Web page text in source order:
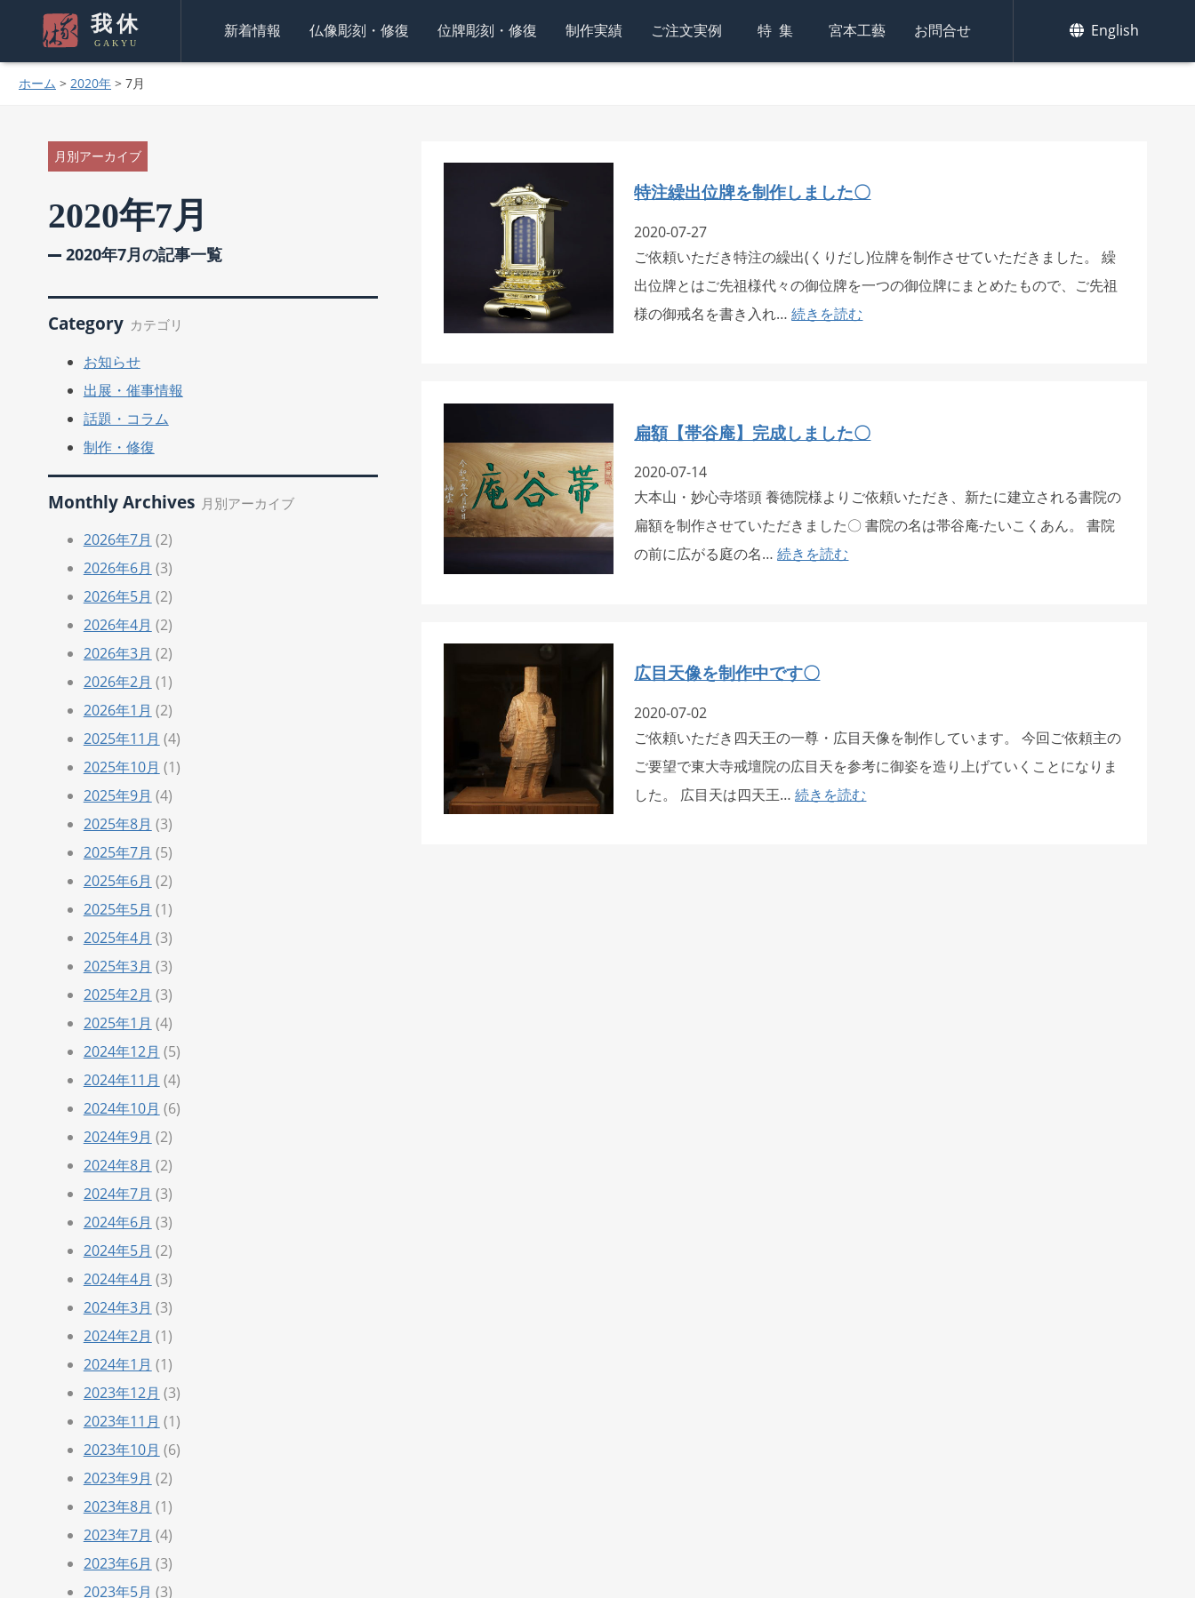
我休
GAKYU
新着情報 仏像彫刻・修復 位牌彫刻・修復 制作実績 ご注文実例 特集 宮本工藝 お問合せ English
ホーム > 2020年 > 7月
月別アーカイブ
2020年7月
2020年7月の記事一覧
Category カテゴリ
お知らせ
出展・催事情報
話題・コラム
制作・修復
Monthly Archives 月別アーカイブ
2026年7月 (2)
2026年6月 (3)
2026年5月 (2)
2026年4月 (2)
2026年3月 (2)
2026年2月 (1)
2026年1月 (2)
2025年11月 (4)
2025年10月 (1)
2025年9月 (4)
2025年8月 (3)
2025年7月 (5)
2025年6月 (2)
2025年5月 (1)
2025年4月 (3)
2025年3月 (3)
2025年2月 (3)
2025年1月 (4)
2024年12月 (5)
2024年11月 (4)
2024年10月 (6)
2024年9月 (2)
2024年8月 (2)
2024年7月 (3)
2024年6月 (3)
2024年5月 (2)
2024年4月 (3)
2024年3月 (3)
2024年2月 (1)
2024年1月 (1)
2023年12月 (3)
2023年11月 (1)
2023年10月 (6)
2023年9月 (2)
2023年8月 (1)
2023年7月 (4)
2023年6月 (3)
2023年5月 (3)
特注繰出位牌を制作しました〇
2020-07-27
ご依頼いただき特注の繰出(くりだし)位牌を制作させていただきました。 繰
出位牌とはご先祖様代々の御位牌を一つの御位牌にまとめたもので、ご先祖
様の御戒名を書き入れ…続きを読む
扁額【帯谷庵】完成しました〇
2020-07-14
大本山・妙心寺塔頭 養徳院様よりご依頼いただき、新たに建立される書院の
扁額を制作させていただきました〇 書院の名は帯谷庵-たいこくあん。 書院
の前に広がる庭の名…続きを読む
広目天像を制作中です〇
2020-07-02
ご依頼いただき四天王の一尊・広目天像を制作しています。 今回ご依頼主の
ご要望で東大寺戒壇院の広目天を参考に御姿を造り上げていくことになりま
した。 広目天は四天王…続きを読む